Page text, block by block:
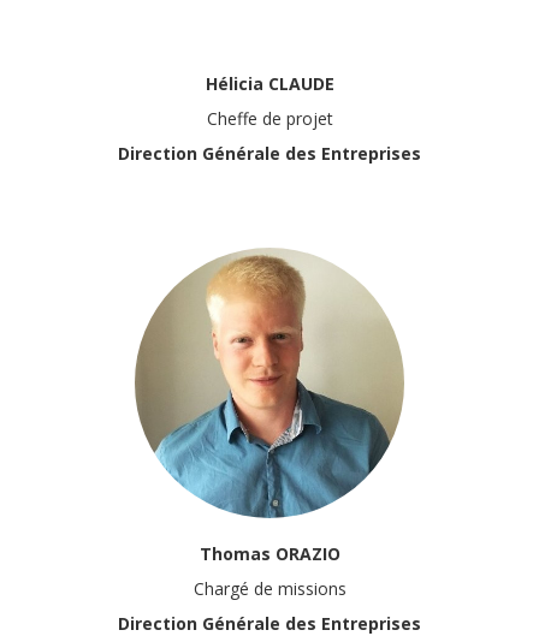
Hélicia CLAUDE
Cheffe de projet
Direction Générale des Entreprises
Thomas ORAZIO
Chargé de missions
Direction Générale des Entreprises